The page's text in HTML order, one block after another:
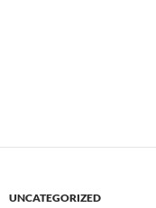
UNCATEGORIZED